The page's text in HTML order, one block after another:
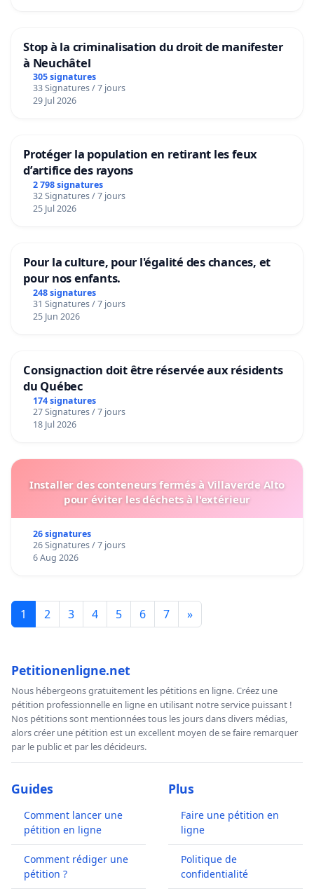
Stop à la criminalisation du droit de manifester
à Neuchâtel
305 signatures
33 Signatures / 7 jours
29 Jul 2026
Protéger la population en retirant les feux
d’artifice des rayons
2 798 signatures
32 Signatures / 7 jours
25 Jul 2026
Pour la culture, pour l'égalité des chances, et
pour nos enfants.
248 signatures
31 Signatures / 7 jours
25 Jun 2026
Consignaction doit être réservée aux résidents
du Québec
174 signatures
27 Signatures / 7 jours
18 Jul 2026
Installer des conteneurs fermés à Villaverde Alto
pour éviter les déchets à l'extérieur
26 signatures
26 Signatures / 7 jours
6 Aug 2026
1 2 3 4 5 6 7 »
Petitionenligne.net
Nous hébergeons gratuitement les pétitions en ligne. Créez une
pétition professionnelle en ligne en utilisant notre service puissant !
Nos pétitions sont mentionnées tous les jours dans divers médias,
alors créer une pétition est un excellent moyen de se faire remarquer
par le public et par les décideurs.
Guides
Comment lancer une
pétition en ligne
Comment rédiger une
pétition ?
Plus
Faire une pétition en
ligne
Politique de
confidentialité